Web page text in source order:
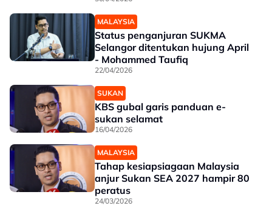
MALAYSIA
Status penganjuran SUKMA
Selangor ditentukan hujung April
- Mohammed Taufiq
22/04/2026
SUKAN
KBS gubal garis panduan e-
sukan selamat
16/04/2026
MALAYSIA
Tahap kesiapsiagaan Malaysia
anjur Sukan SEA 2027 hampir 80
peratus
24/03/2026